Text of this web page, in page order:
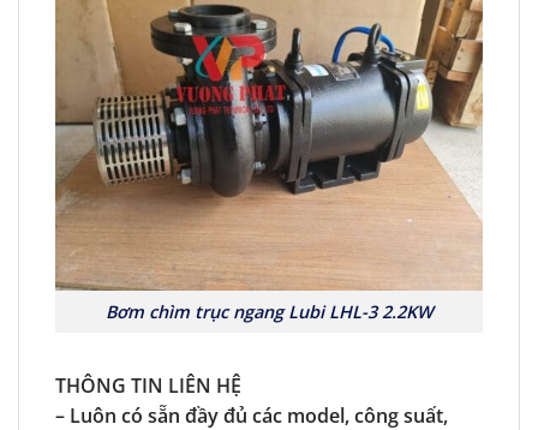
Bơm chìm trục ngang Lubi LHL-3 2.2KW
THÔNG TIN LIÊN HỆ
– Luôn có sẵn đầy đủ các model, công suất,